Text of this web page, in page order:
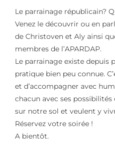
Le parrainage républicain?
Venez le découvrir ou en
de Christoven et Aly ainsi
membres de l’APARDAP.
Le parrainage existe depuis
pratique bien peu connue.
et d’accompagner avec
chacun avec ses
sur notre sol et veulent y
Réservez votre soirée !
A bientôt.